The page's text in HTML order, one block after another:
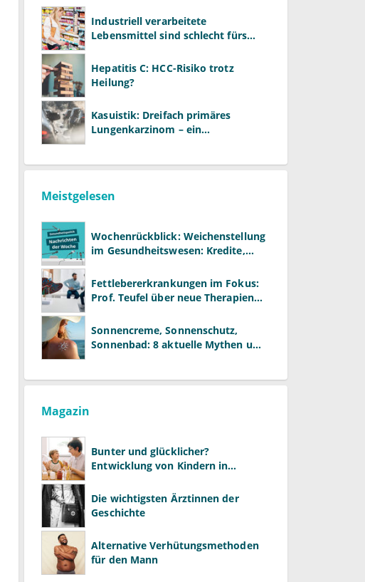
Industriell verarbeitete
Lebensmittel sind schlecht fürs
Hepatitis C: HCC-Risiko trotz
Heilung?
Kasuistik: Dreifach primäres
Lungenkarzinom – ein
Meistgelesen
Wochenrückblick: Weichenstellung
im Gesundheitswesen: Kredite,
Fettlebererkrankungen im Fokus:
Prof. Teufel über neue Therapien
Sonnencreme, Sonnenschutz,
Sonnenbad: 8 aktuelle Mythen und
Magazin
Bunter und glücklicher?
Entwicklung von Kindern in
Die wichtigsten Ärztinnen der
Geschichte
Alternative Verhütungsmethoden
für den Mann